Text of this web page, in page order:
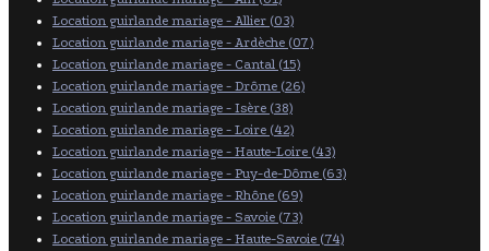
Location guirlande mariage - Allier (03)
Location guirlande mariage - Ardèche (07)
Location guirlande mariage - Cantal (15)
Location guirlande mariage - Drôme (26)
Location guirlande mariage - Isère (38)
Location guirlande mariage - Loire (42)
Location guirlande mariage - Haute-Loire (43)
Location guirlande mariage - Puy-de-Dôme (63)
Location guirlande mariage - Rhône (69)
Location guirlande mariage - Savoie (73)
Location guirlande mariage - Haute-Savoie (74)